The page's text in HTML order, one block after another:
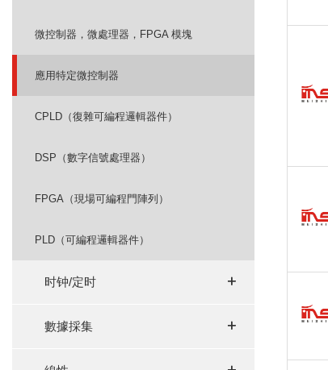
微控制器，微處理器，FPGA 模塊
應用特定微控制器
CPLD（復雜可編程邏輯器件）
DSP（數字信號處理器）
FPGA（現場可編程門陣列）
PLD（可編程邏輯器件）
时钟/定时 +
+
數據採集 +
+